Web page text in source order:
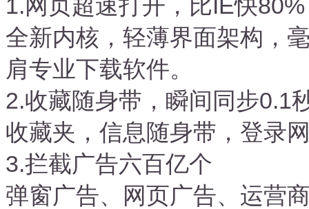
1.网页超速打开，比IE快80%
全新内核，轻薄界面架构，
肩专业下载软件。
2.收藏随身带，瞬间同步0.1
收藏夹，信息随身带，登录
3.拦截广告六百亿个
弹窗广告、网页广告、运营